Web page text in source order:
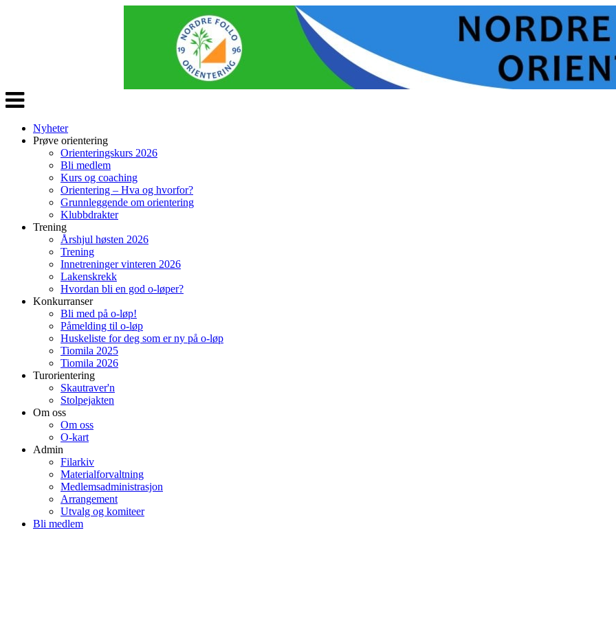
Veksle
navigasjon
Nyheter
Prøve orientering
Orienteringskurs 2026
Bli medlem
Kurs og coaching
Orientering – Hva og hvorfor?
Grunnleggende om orientering
Klubbdrakter
Trening
Årshjul høsten 2026
Trening
Innetreninger vinteren 2026
Lakenskrekk
Hvordan bli en god o-løper?
Konkurranser
Bli med på o-løp!
Påmelding til o-løp
Huskeliste for deg som er ny på o-løp
Tiomila 2025
Tiomila 2026
Turorientering
Skautraver'n
Stolpejakten
Om oss
Om oss
O-kart
Admin
Filarkiv
Materialforvaltning
Medlemsadministrasjon
Arrangement
Utvalg og komiteer
Bli medlem